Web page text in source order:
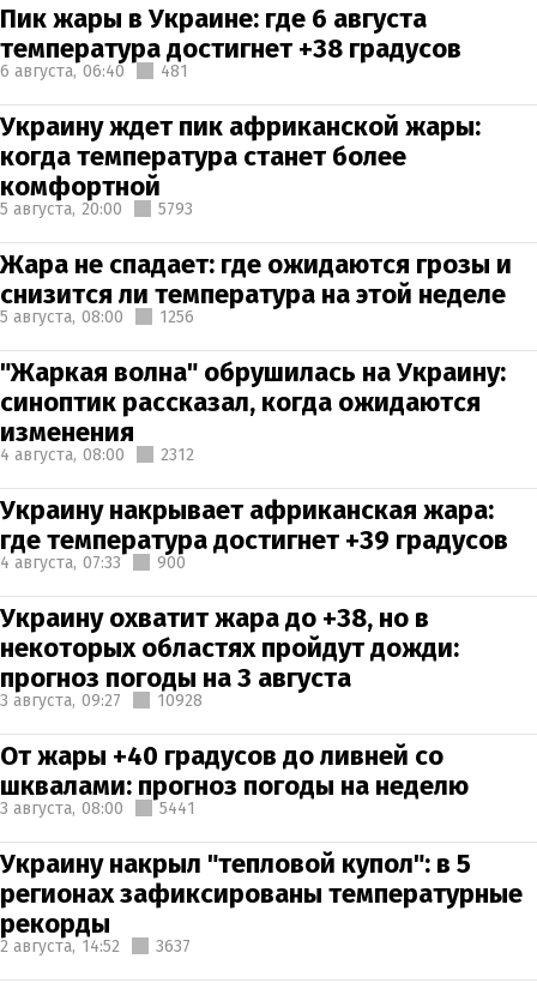
Пик жары в Украине: где 6 августа
температура достигнет +38 градусов
6 августа, 06:40 481
Украину ждет пик африканской жары:
когда температура станет более
комфортной
5 августа, 20:00 5793
Жара не спадает: где ожидаются грозы и
снизится ли температура на этой неделе
5 августа, 08:00 1256
"Жаркая волна" обрушилась на Украину:
синоптик рассказал, когда ожидаются
изменения
4 августа, 08:00 2312
Украину накрывает африканская жара:
где температура достигнет +39 градусов
4 августа, 07:33 900
Украину охватит жара до +38, но в
некоторых областях пройдут дожди:
прогноз погоды на 3 августа
3 августа, 09:27 10928
От жары +40 градусов до ливней со
шквалами: прогноз погоды на неделю
3 августа, 08:00 5441
Украину накрыл "тепловой купол": в 5
регионах зафиксированы температурные
рекорды
2 августа, 14:52 3637